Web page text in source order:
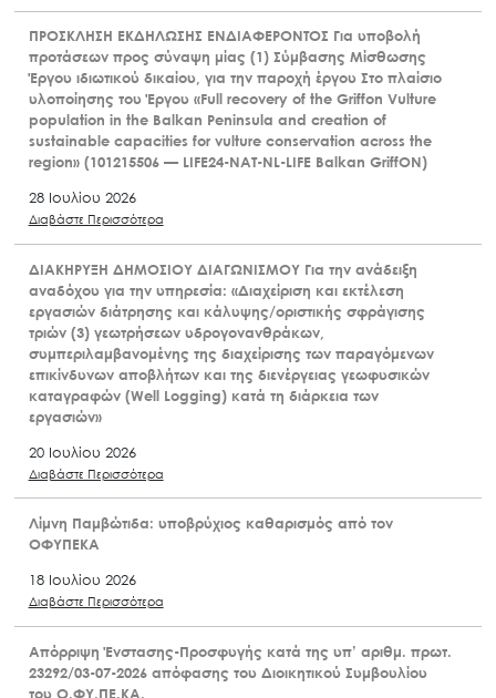
ΠΡΟΣΚΛΗΣΗ ΕΚΔΗΛΩΣΗΣ ΕΝΔΙΑΦΕΡΟΝΤΟΣ Για υποβολή
προτάσεων προς σύναψη μίας (1) Σύμβασης Μίσθωσης
Έργου ιδιωτικού δικαίου, για την παροχή έργου Στο πλαίσιο
υλοποίησης του Έργου «Full recovery of the Griffon Vulture
population in the Balkan Peninsula and creation of
sustainable capacities for vulture conservation across the
region» (101215506 — LIFE24-NAT-NL-LIFE Balkan GriffON)
28 Ιουλίου 2026
Διαβάστε Περισσότερα
ΔΙΑΚΗΡΥΞΗ ΔΗΜΟΣΙΟΥ ΔΙΑΓΩΝΙΣΜΟΥ Για την ανάδειξη
αναδόχου για την υπηρεσία: «Διαχείριση και εκτέλεση
εργασιών διάτρησης και κάλυψης/οριστικής σφράγισης
τριών (3) γεωτρήσεων υδρογονανθράκων,
συμπεριλαμβανομένης της διαχείρισης των παραγόμενων
επικίνδυνων αποβλήτων και της διενέργειας γεωφυσικών
καταγραφών (Well Logging) κατά τη διάρκεια των
εργασιών»
20 Ιουλίου 2026
Διαβάστε Περισσότερα
Λίμνη Παμβώτιδα: υποβρύχιος καθαρισμός από τον
ΟΦΥΠΕΚΑ
18 Ιουλίου 2026
Διαβάστε Περισσότερα
Απόρριψη Ένστασης-Προσφυγής κατά της υπ’ αριθμ. πρωτ.
23292/03-07-2026 απόφασης του Διοικητικού Συμβουλίου
του Ο.ΦΥ.ΠΕ.ΚΑ.